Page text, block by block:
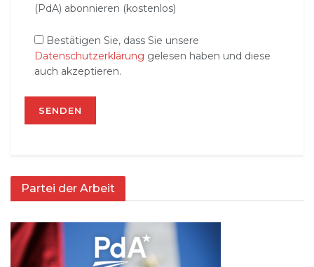
(PdA) abonnieren (kostenlos)
Bestätigen Sie, dass Sie unsere
Datenschutzerklärung gelesen haben und diese
auch akzeptieren.
Partei der Arbeit